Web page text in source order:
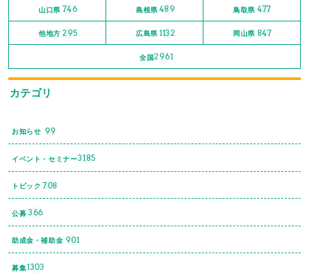
山口県 746 島根県 489 鳥取県 477
他地方 295 広島県 1132 岡山県 847
全国2961
カテゴリ
お知らせ 99
イベント・セミナー3185
トピック 708
公募 366
助成金・補助金 901
募集1303